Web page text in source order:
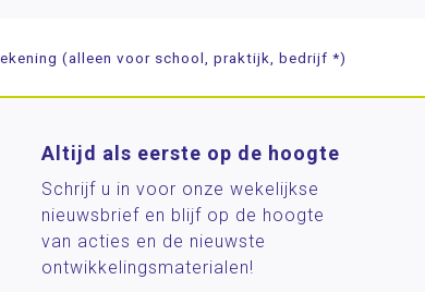
(alleen voor school, praktijk, bedrijf *)
Altijd als eerste op de hoogte
Schrijf u in voor onze wekelijkse
nieuwsbrief en blijf op de hoogte
van acties en de nieuwste
ontwikkelingsmaterialen!